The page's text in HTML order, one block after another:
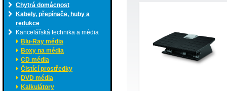
Chytrá domácnost
Kabely, přepínače, huby a
redukce
Kancelářská technika a média
Blu-Ray média
Boxy na média
CD média
Čistící prostředky
DVD média
Kalkulátory